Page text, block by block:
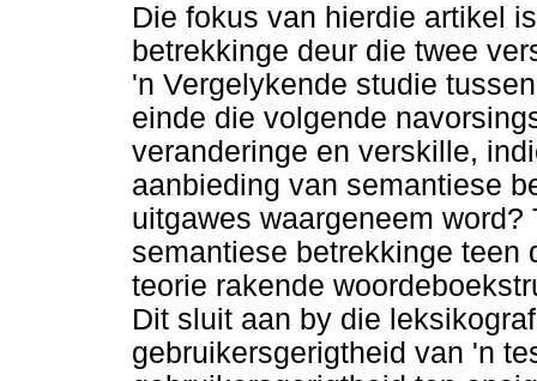
Die fokus van hierdie artikel
betrekkinge deur die twee
'n Vergelykende studie
einde die volgende
veranderinge en verskille,
aanbieding van semantiese
uitgawes waargeneem
semantiese betrekkinge teen
teorie rakende
Dit sluit aan by die
gebruikersgerigtheid van 'n